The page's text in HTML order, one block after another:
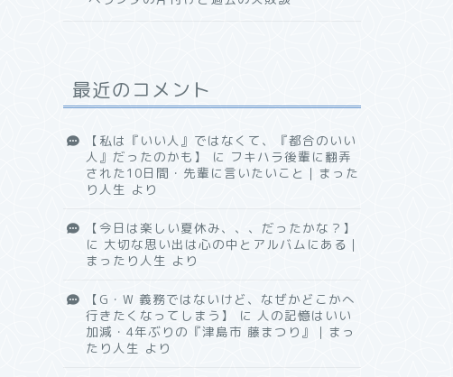
最近のコメント
【私は『いい人』ではなくて、『都合のいい
人』だったのかも】
に フキハラ後輩に翻弄
された10日間・先輩に言いたいこと｜まった
り人生 より
【今日は楽しい夏休み、、、だったかな？】
に 大切な思い出は心の中とアルバムにある｜
まったり人生 より
【G・W 義務ではないけど、なぜかどこかへ
行きたくなってしまう】
に 人の記憶はいい
加減・4年ぶりの『津島市 藤まつり』｜まっ
たり人生 より